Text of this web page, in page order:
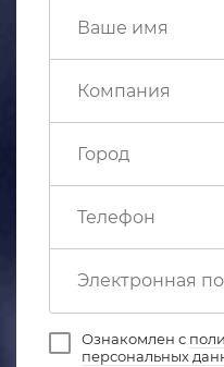
Ознакомлен с
персональных